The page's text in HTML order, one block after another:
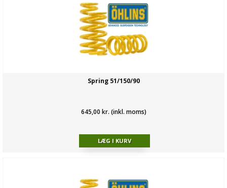
Spring 51/150/90
645,00 kr. (inkl. moms)